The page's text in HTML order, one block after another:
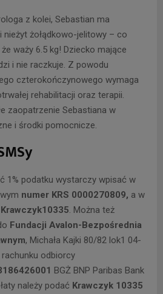
z kolei, Sebastian ma
żołądkowo-jelitowy – co
waży 6.5 kg! Dziecko mające
i nie raczkuje. Z powodu
czterokończynowego wymaga
rehabilitacji oraz terapii.
zaopatrzenie Sebastiana w
i środki pomocnicze.
1% podatku wystarczy wpisać w
numer KRS 0000270809, a w
Krawczyk10335 . Można też
Fundacji Avalon-Bezpośrednia
, Michała Kajki 80/82 lok1 04-
odbiorcy
BGŻ BNP Paribas Bank
należy podać Krawczyk 10335